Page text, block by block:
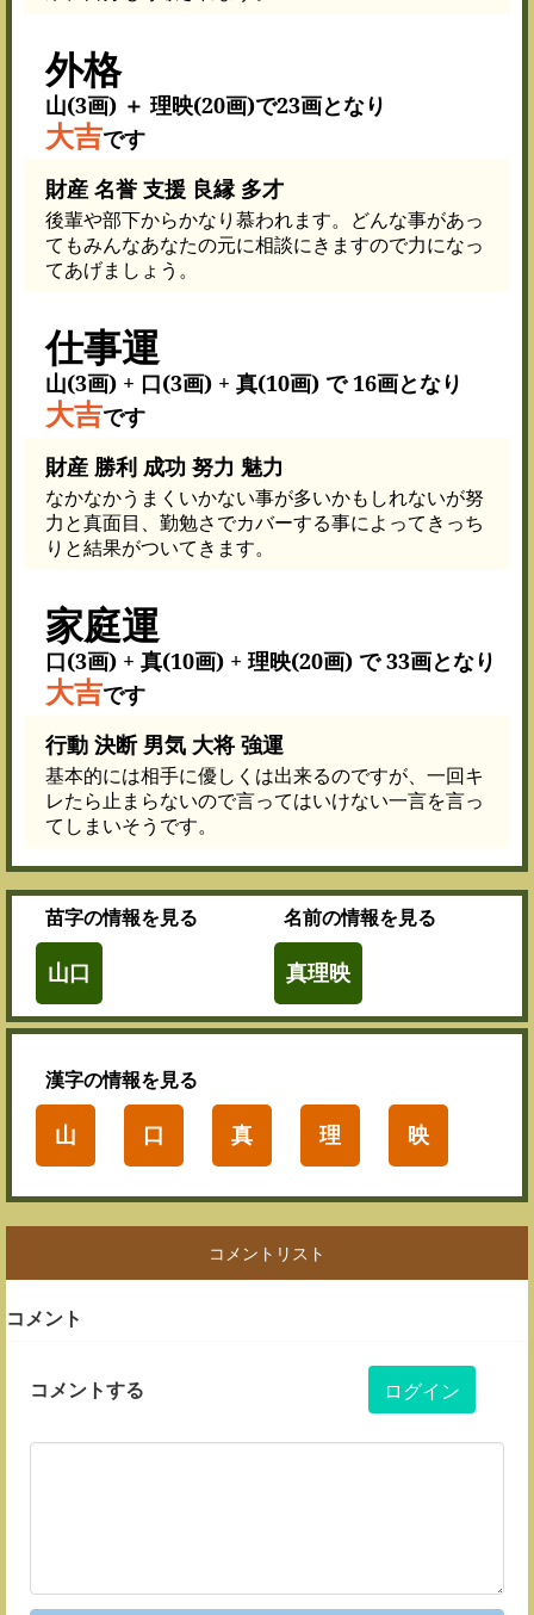
外格
山(3画) ＋ 理映(20画)で23画となり
大吉です
財産 名誉 支援 良縁 多才
後輩や部下からかなり慕われます。どんな事があっ
てもみんなあなたの元に相談にきますので力になっ
てあげましょう。
仕事運
山(3画) + 口(3画) + 真(10画) で 16画となり
大吉です
財産 勝利 成功 努力 魅力
なかなかうまくいかない事が多いかもしれないが努
力と真面目、勤勉さでカバーする事によってきっち
りと結果がついてきます。
家庭運
口(3画) + 真(10画) + 理映(20画) で 33画となり
大吉です
行動 決断 男気 大将 強運
基本的には相手に優しくは出来るのですが、一回キ
レたら止まらないので言ってはいけない一言を言っ
てしまいそうです。
苗字の情報を見る
山口
名前の情報を見る
真理映
漢字の情報を見る
山 口 真 理 映
コメントリスト
コメント
コメントする ログイン